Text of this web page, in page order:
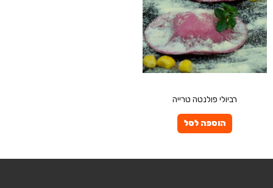
רביולי פולנטה טרייה
הוספה לסל